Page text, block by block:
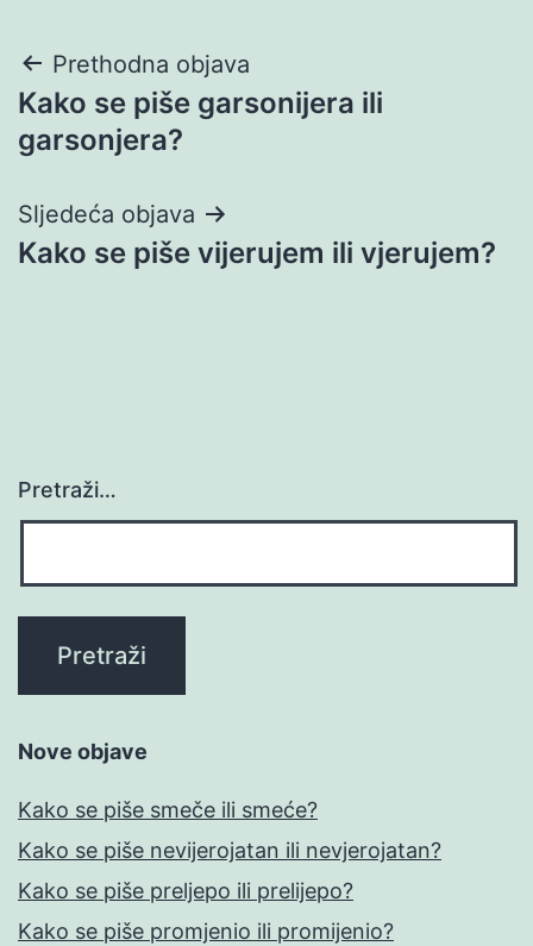
Navigacija
objava
Prethodna objava
Kako se piše garsonijera ili
garsonjera?
Sljedeća objava
Kako se piše vijerujem ili vjerujem?
Pretraži…
Nove objave
Kako se piše smeče ili smeće?
Kako se piše nevijerojatan ili nevjerojatan?
Kako se piše preljepo ili prelijepo?
Kako se piše promjenio ili promijenio?